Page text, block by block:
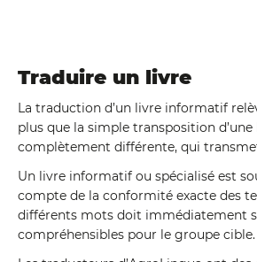
Traduire un livre
La traduction d’un livre informatif
plus que la simple transposition
complètement différente, qui
Un livre informatif ou spécialisé est
compte de la conformité exacte des
différents mots doit immédiatement
compréhensibles pour le groupe cible.